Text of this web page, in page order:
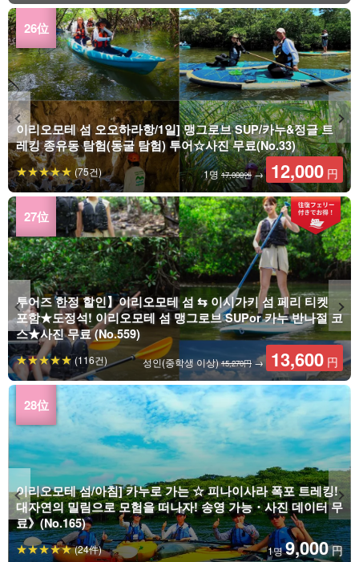
이리오모테 섬 오오하라항/1일] 맹그로브 SUP/카누&정글 트
레킹 종유동 탐험(동굴 탐험) 투어☆사진 무료(No.33)
1명17,000엔→ 12,000 円
(75건)
투어즈 한정 할인】이리오모테 섬 ⇆ 이시가키 섬 페리 티켓
포함★도정석! 이리오모테 섬 맹그로브 SUPor 카누 반나절 코
스★사진 무료 (No.559)
성인(중학생 이상)15,270円→ 13,600 円
(116건)
이리오모테 섬/아침] 카누로 가는 ☆ 피나이사라 폭포 트레킹!
대자연의 밀림으로 모험을 떠나자! 송영 가능・사진 데이터 무
료》(No.165)
1명9,000 円
(24件)